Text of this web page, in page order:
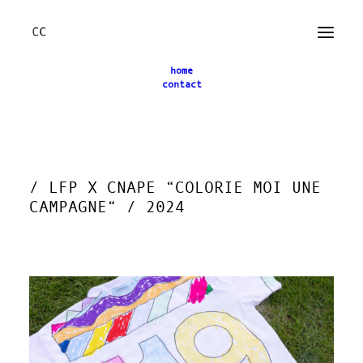
home
contact
/ LFP X CNAPE “COLORIE MOI UNE
CAMPAGNE“ / 2024